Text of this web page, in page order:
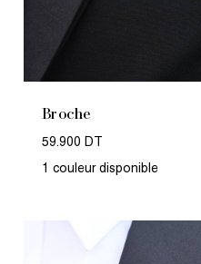
Broche
59.900 DT
1 couleur disponible